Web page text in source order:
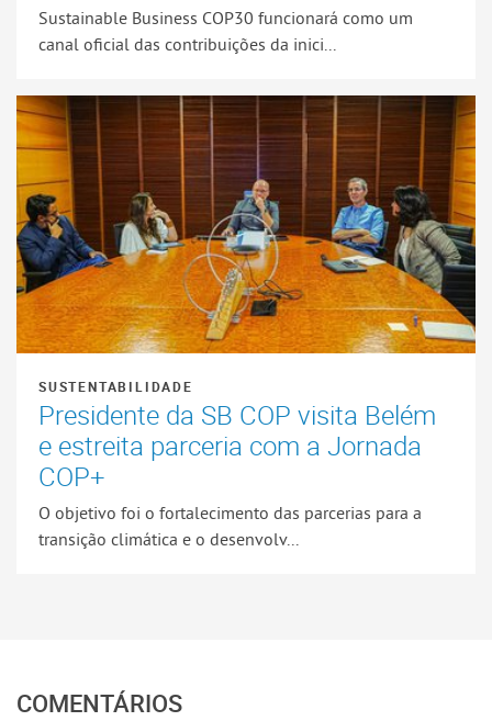
Sustainable Business COP30 funcionará como um
canal oficial das contribuições da inici...
SUSTENTABILIDADE
Presidente da SB COP visita Belém
e estreita parceria com a Jornada
COP+
O objetivo foi o fortalecimento das parcerias para a
transição climática e o desenvolv...
COMENTÁRIOS